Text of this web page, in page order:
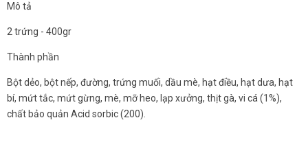
Mô tả
2 trứng - 400gr
Thành phần
Bột dẻo, bột nếp, đường, trứng muối, dầu mè, hạt điều, hạt dưa, hạt
bí, mứt tắc, mứt gừng, mè, mỡ heo, lạp xưởng, thịt gà, vi cá (1%),
chất bảo quản Acid sorbic (200).